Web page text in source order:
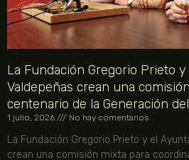
La Fundación Gregorio Prieto
Valdepeñas crean una
centenario de la Generación
1 julio, 2026 No hay comentarios
La Fundación Gregorio Prieto y el
crean una comisión mixta para